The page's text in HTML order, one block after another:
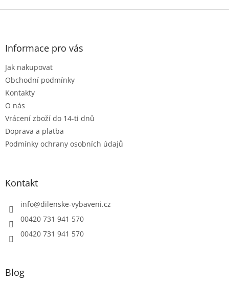
l
p
i
Z
Informace pro vás
Jak nakupovat
Obchodní podmínky
Kontakty
O nás
Vrácení zboží do 14-ti dnů
Doprava a platba
Podmínky ochrany osobních údajů
Kontakt
info@dilenske-vybaveni.cz
00420 731 941 570
00420 731 941 570
Blog